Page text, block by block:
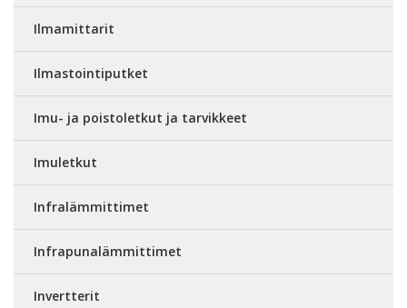
Ilmamittarit
Ilmastointiputket
Imu- ja poistoletkut ja tarvikkeet
Imuletkut
Infralämmittimet
Infrapunalämmittimet
Invertterit